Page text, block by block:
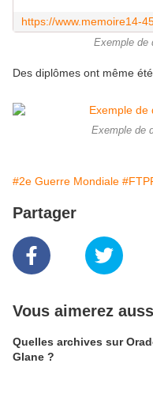
Exemple de
Des diplômes ont même
Exemple de
#2e Guerre Mondiale
Partager
Vous aimerez
Quelles archives sur
Glane ?